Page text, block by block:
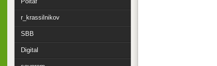
r_krassilnikov
SBB
Digital